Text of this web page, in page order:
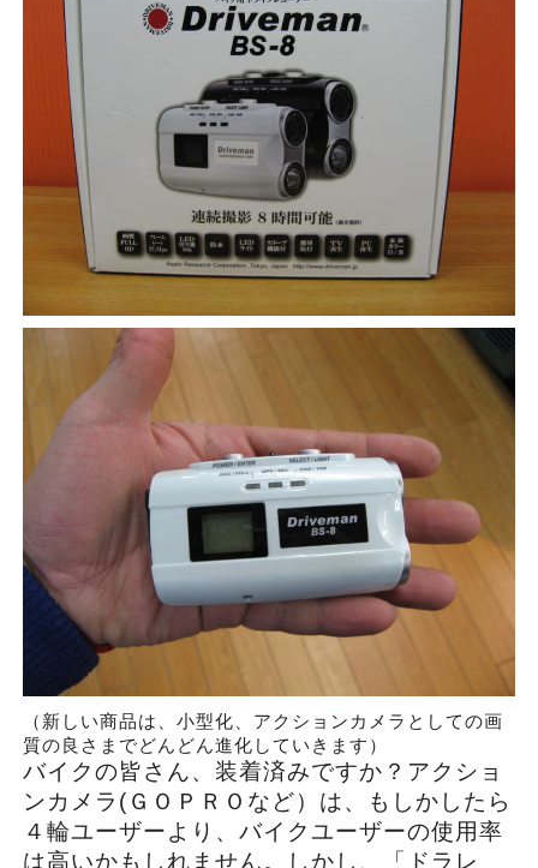
（新しい商品は、小型化、アクションカメラとしての画
質の良さまでどんどん進化していきます）
バイクの皆さん、装着済みですか？アクショ
ンカメラ(ＧＯＰＲＯなど）は、もしかしたら
４輪ユーザーより、バイクユーザーの使用率
は高いかもしれません。しかし、「ドラレ